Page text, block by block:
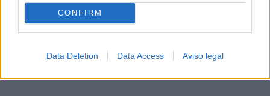
CONFIRM
Data Deletion Data Access Aviso legal